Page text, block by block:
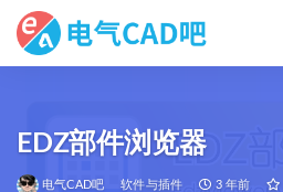
EDZ部件浏览器
电气CAD吧 软件与插件 3 年前